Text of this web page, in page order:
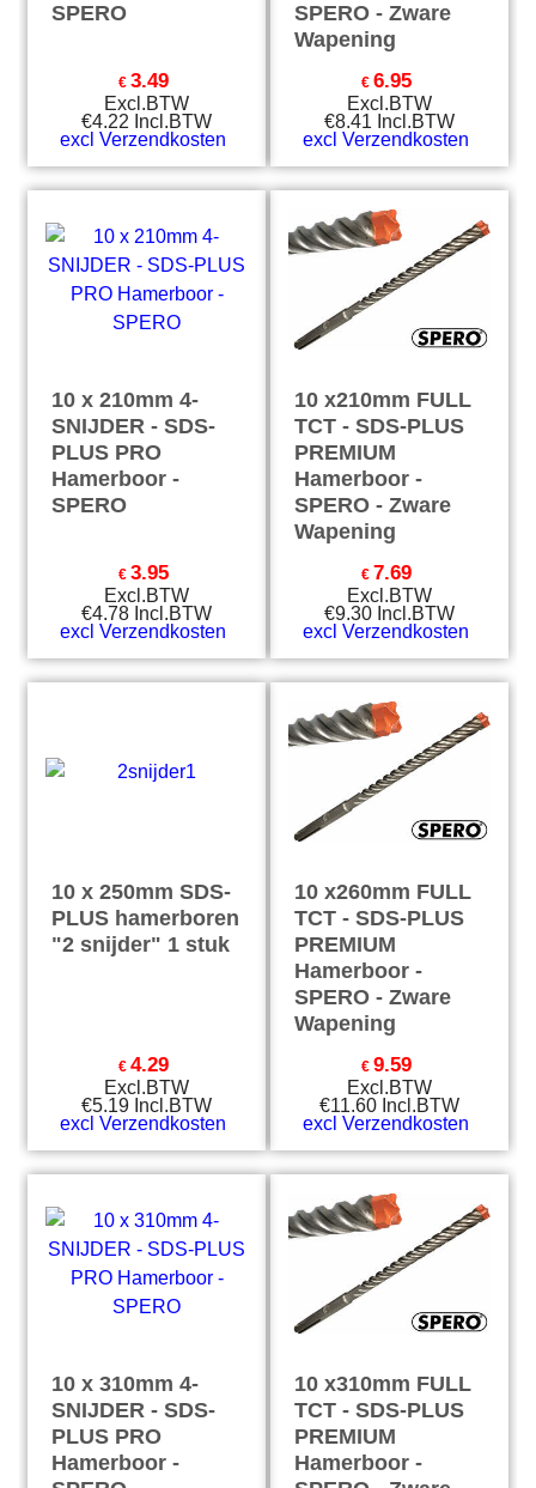
SPERO
€ 3.49
Excl.BTW
€4.22 Incl.BTW
excl Verzendkosten
SPERO - Zware
Wapening
€ 6.95
Excl.BTW
€8.41 Incl.BTW
excl Verzendkosten
10 x 210mm 4-
SNIJDER - SDS-
PLUS PRO
Hamerboor -
SPERO
€ 3.95
Excl.BTW
€4.78 Incl.BTW
excl Verzendkosten
10 x210mm FULL
TCT - SDS-PLUS
PREMIUM
Hamerboor -
SPERO - Zware
Wapening
€ 7.69
Excl.BTW
€9.30 Incl.BTW
excl Verzendkosten
10 x 250mm SDS-
PLUS hamerboren
"2 snijder" 1 stuk
€ 4.29
Excl.BTW
€5.19 Incl.BTW
excl Verzendkosten
10 x260mm FULL
TCT - SDS-PLUS
PREMIUM
Hamerboor -
SPERO - Zware
Wapening
€ 9.59
Excl.BTW
€11.60 Incl.BTW
excl Verzendkosten
10 x 310mm 4-
SNIJDER - SDS-
PLUS PRO
Hamerboor -
10 x310mm FULL
TCT - SDS-PLUS
PREMIUM
Hamerboor -